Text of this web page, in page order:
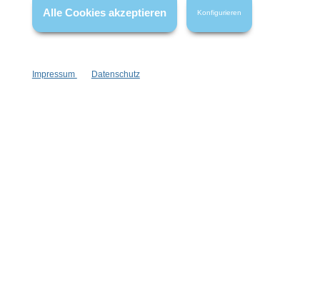
wenn nicht anders angegeben.
Alle Cookies akzeptieren Konfigurieren
Impressum Datenschutz